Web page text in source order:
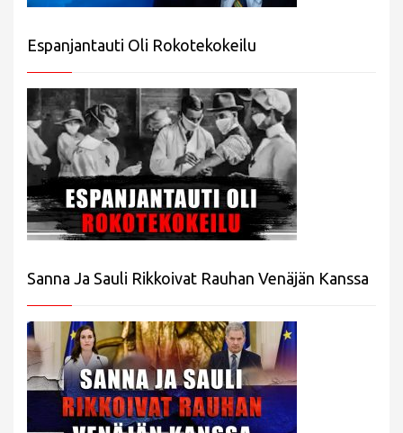
Espanjantauti Oli Rokotekokeilu
Sanna Ja Sauli Rikkoivat Rauhan Venäjän Kanssa